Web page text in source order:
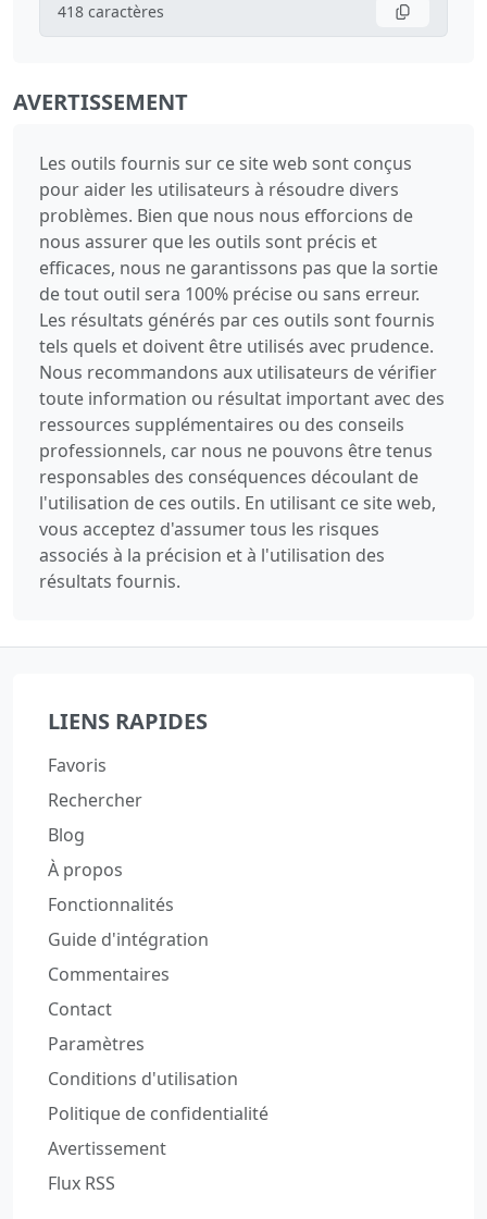
418 caractères
AVERTISSEMENT
Les outils fournis sur ce site web sont conçus
pour aider les utilisateurs à résoudre divers
problèmes. Bien que nous nous efforcions de
nous assurer que les outils sont précis et
efficaces, nous ne garantissons pas que la sortie
de tout outil sera 100% précise ou sans erreur.
Les résultats générés par ces outils sont fournis
tels quels et doivent être utilisés avec prudence.
Nous recommandons aux utilisateurs de vérifier
toute information ou résultat important avec des
ressources supplémentaires ou des conseils
professionnels, car nous ne pouvons être tenus
responsables des conséquences découlant de
l'utilisation de ces outils. En utilisant ce site web,
vous acceptez d'assumer tous les risques
associés à la précision et à l'utilisation des
résultats fournis.
LIENS RAPIDES
Favoris
Rechercher
Blog
À propos
Fonctionnalités
Guide d'intégration
Commentaires
Contact
Paramètres
Conditions d'utilisation
Politique de confidentialité
Avertissement
Flux RSS